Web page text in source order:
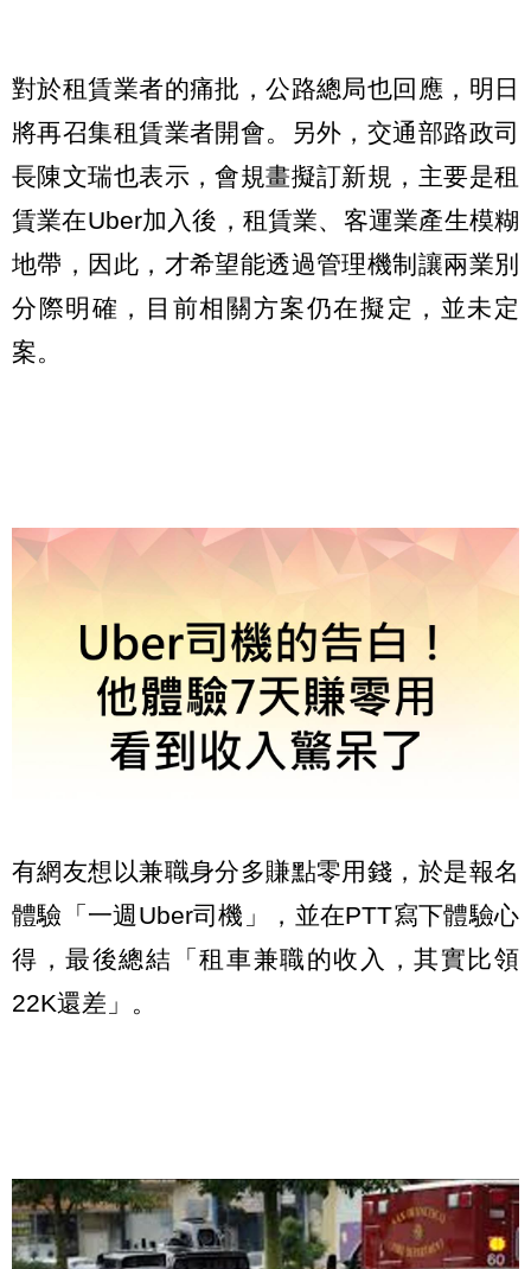
對於租賃業者的痛批，公路總局也回應，明日
將再召集租賃業者開會。另外，交通部路政司
長陳文瑞也表示，會規畫擬訂新規，主要是租
賃業在Uber加入後，租賃業、客運業產生模糊
地帶，因此，才希望能透過管理機制讓兩業別
分際明確，目前相關方案仍在擬定，並未定
案。
有網友想以兼職身分多賺點零用錢，於是報名
體驗「一週Uber司機」，並在PTT寫下體驗心
得，最後總結「租車兼職的收入，其實比領
22K還差」。